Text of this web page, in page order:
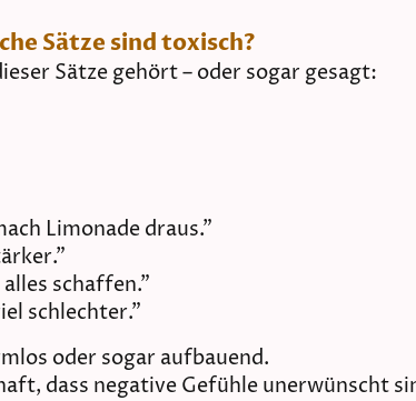
Sätze sind toxisch?
Sätze gehört – oder sogar gesagt:
Limonade draus."
schaffen."
schlechter."
oder sogar aufbauend.
dass negative Gefühle unerwünscht